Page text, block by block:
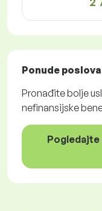
Ponude poslova
Pronađite bolje
nefinansijske
Pogledajte